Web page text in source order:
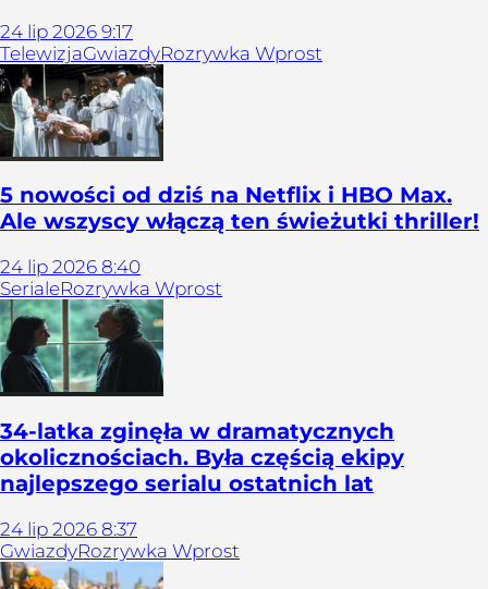
24 lip 2026 9:17
TelewizjaGwiazdyRozrywka Wprost
5 nowości od dziś na Netflix i HBO Max.
Ale wszyscy włączą ten świeżutki thriller!
24 lip 2026 8:40
SerialeRozrywka Wprost
34-latka zginęła w dramatycznych
okolicznościach. Była częścią ekipy
najlepszego serialu ostatnich lat
24 lip 2026 8:37
GwiazdyRozrywka Wprost